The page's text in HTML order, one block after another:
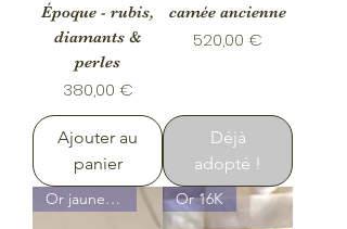
Époque - rubis,
diamants &
perles
Prix
380,00 €
Ajouter au
panier
camée ancienne
Prix
520,00 €
Déjà
adopté !
Or jaune 18K Or 16K